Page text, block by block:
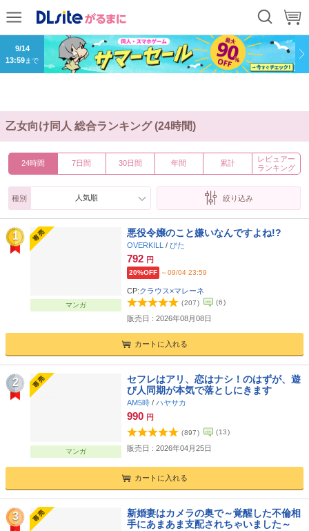
8/20
13:59
まで
9/14
13:59まで
乙女向け同人 総合ランキング (24時間)
24時間 7日間 30日間 年間 累計
レビュアー
ランキング
2026 2024 2023 2021 2020
種別 人気順 絞り込み
1
マンガ
悪役令嬢のこと嫌いなんですよね!?
OVERKILL / びた
792 円
20%OFF ～09/04 23:59
CP:クラウス×マレーネ
(207) (6)
販売日 : 2026年08月08日
カートに入れる
2
マンガ
セフレはアリ、恋はナシ！のはずが、遊
び人同期が本気で落としにきます
AM5時 / ハヤサカ
990 円
(897) (13)
販売日 : 2026年04月25日
カートに入れる
3
新婚妻はカメラの奥で～覚醒した不倫相
手にあまあま支配されちゃいました～